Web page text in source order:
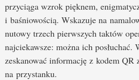
przyciąga wzrok pięknem,
i baśniowością. Wskazuje na
nutowy trzech pierwszych taktów
najciekawsze: można ich posłuchać.
zeskanować informację z kodem QR
na przystanku.